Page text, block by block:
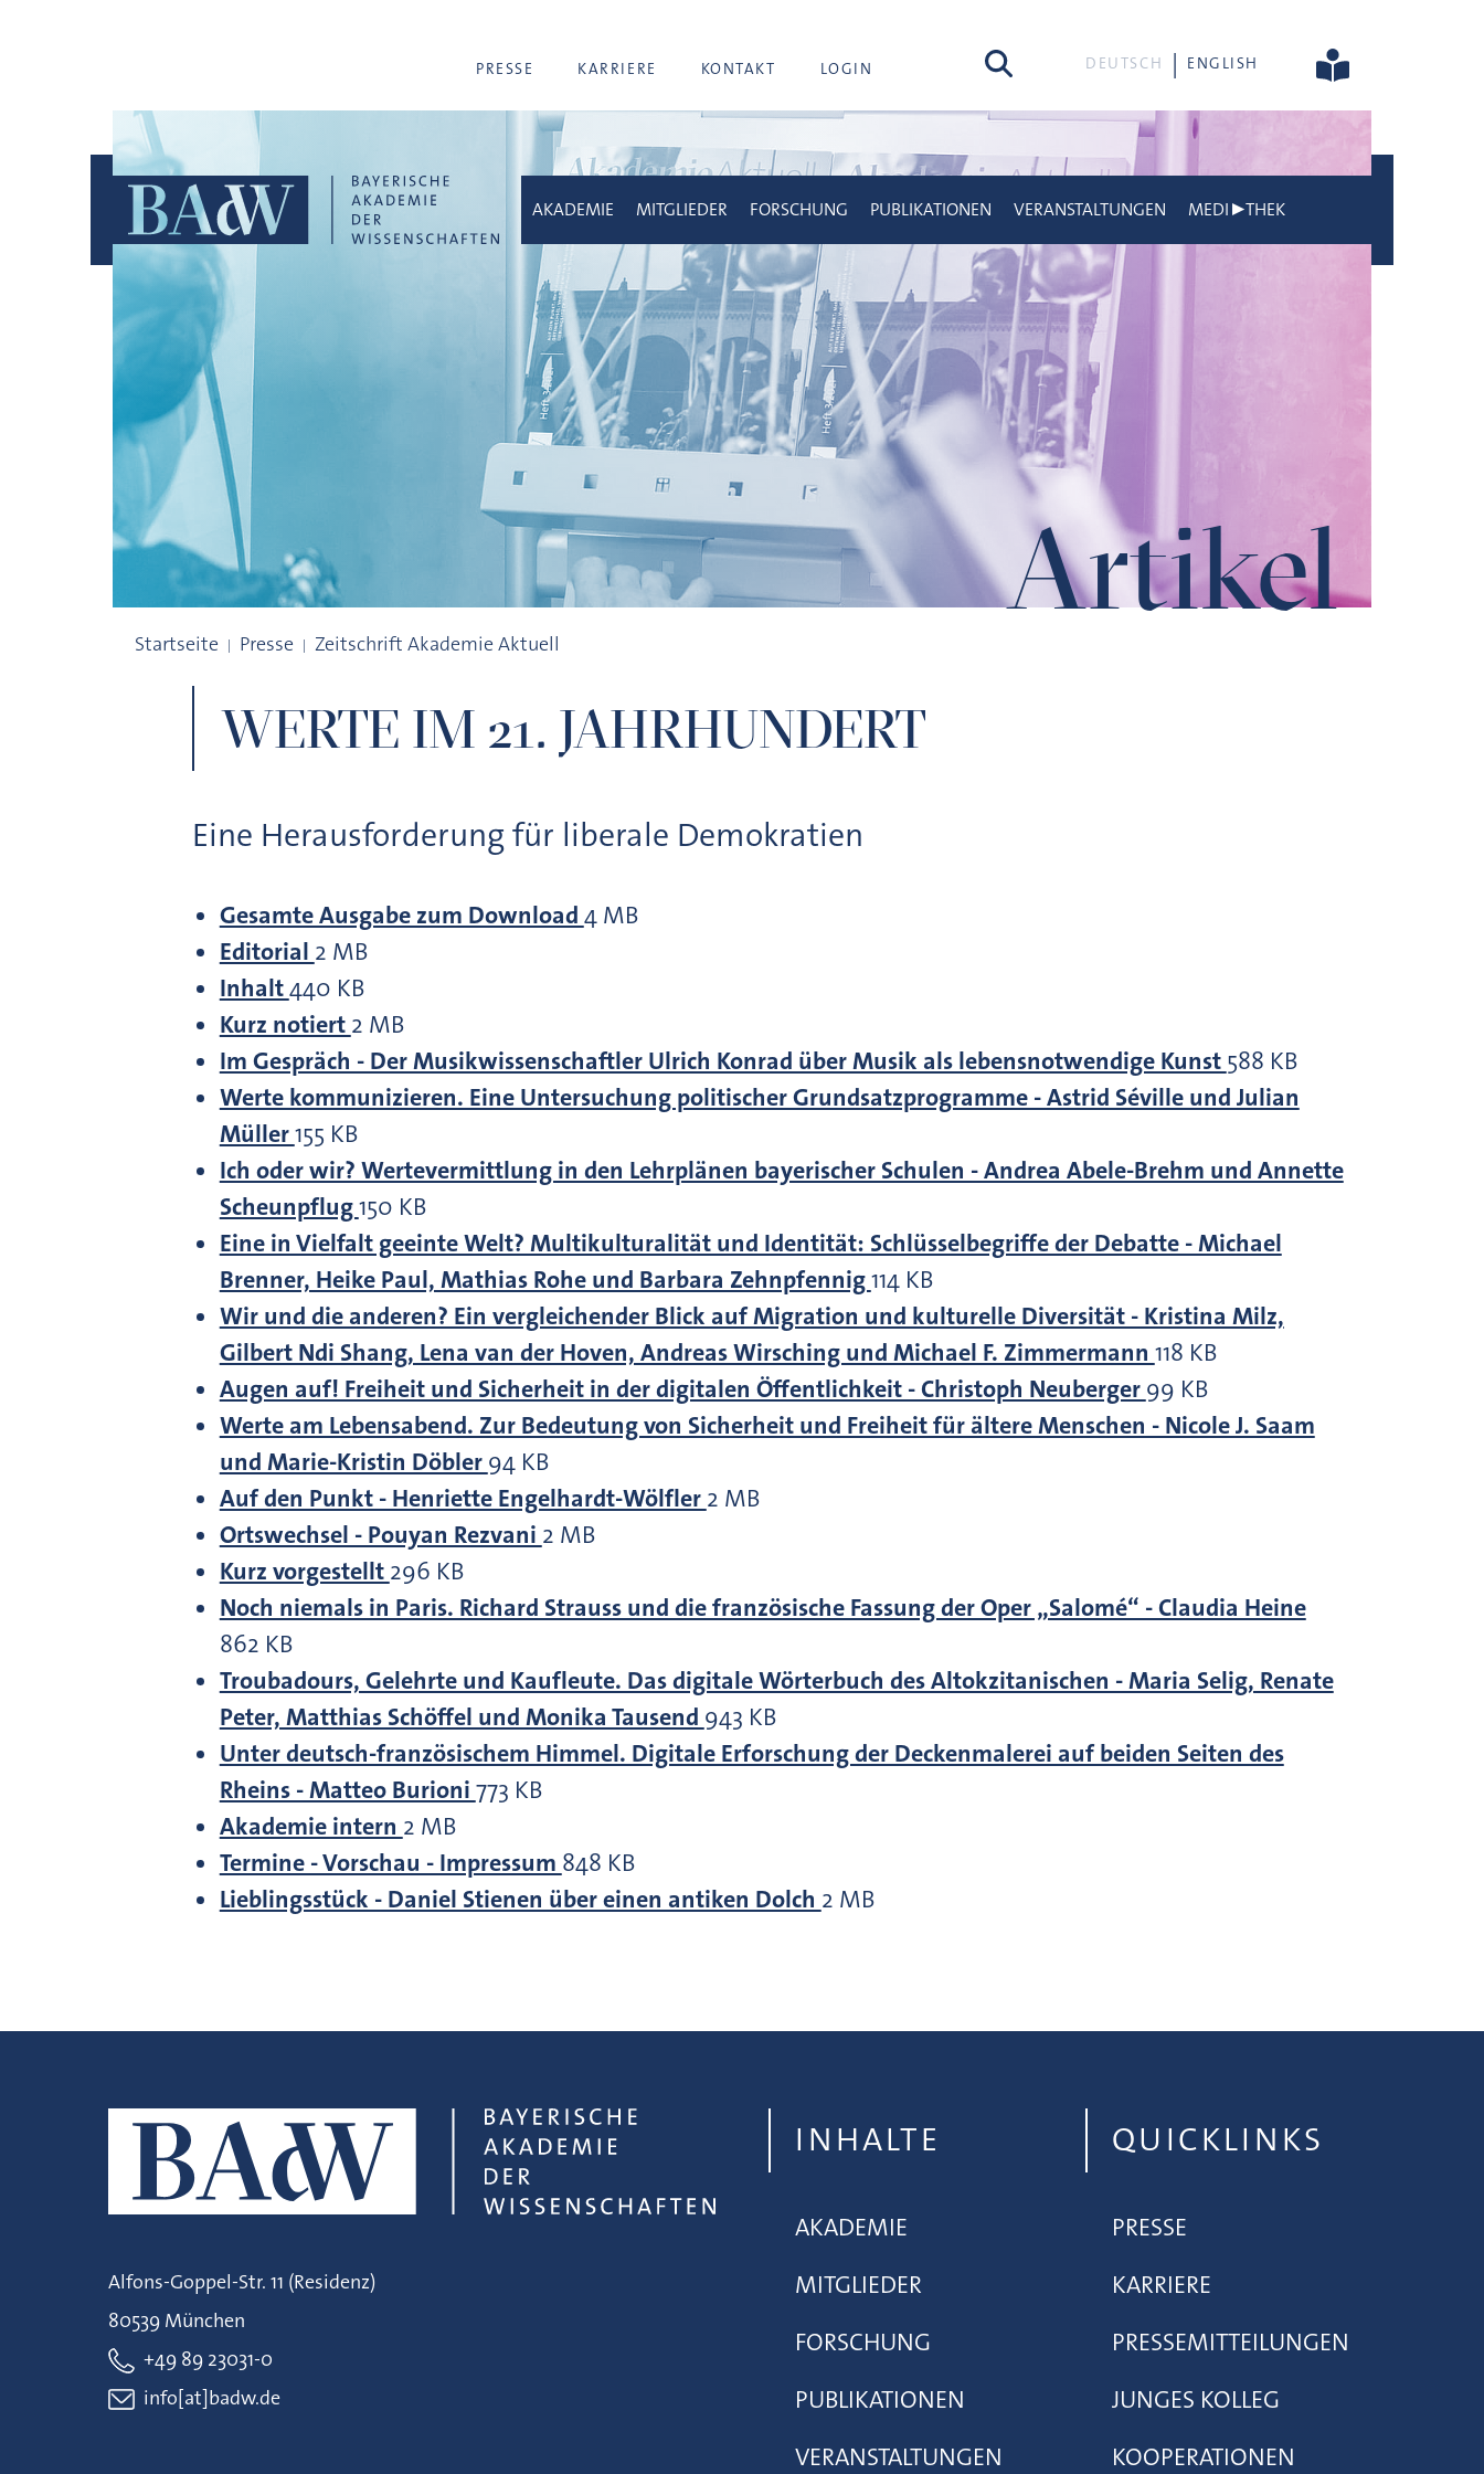
PRESSE KARRIERE KONTAKT LOGIN Suche DEUTSCH ENGLISH
Artikel
AKADEMIE MITGLIEDER FORSCHUNG PUBLIKATIONEN VERANSTALTUNGEN MEDI▶THEK
Startseite Presse Zeitschrift Akademie Aktuell
WERTE IM 21. JAHRHUNDERT
Eine Herausforderung für liberale Demokratien
Gesamte Ausgabe zum Download 4 MB
Editorial 2 MB
Inhalt440 KB
Kurz notiert 2 MB
Im Gespräch - Der Musikwissenschaftler Ulrich Konrad über Musik als lebensnotwendige Kunst 588 KB
Werte kommunizieren. Eine Untersuchung politischer Grundsatzprogramme - Astrid Séville und Julian
Müller155 KB
Ich oder wir? Wertevermittlung in den Lehrplänen bayerischer Schulen - Andrea Abele-Brehm und Annette
Scheunpflug150 KB
Eine in Vielfalt geeinte Welt? Multikulturalität und Identität: Schlüsselbegriffe der Debatte - Michael
Brenner, Heike Paul, Mathias Rohe und Barbara Zehnpfennig114 KB
Wir und die anderen? Ein vergleichender Blick auf Migration und kulturelle Diversität - Kristina Milz,
Gilbert Ndi Shang, Lena van der Hoven, Andreas Wirsching und Michael F. Zimmermann 118 KB
Augen auf! Freiheit und Sicherheit in der digitalen Öffentlichkeit - Christoph Neuberger 99 KB
Werte am Lebensabend. Zur Bedeutung von Sicherheit und Freiheit für ältere Menschen - Nicole J. Saam
und Marie-Kristin Döbler 94 KB
Auf den Punkt - Henriette Engelhardt-Wölfler 2 MB
Ortswechsel - Pouyan Rezvani 2 MB
Kurz vorgestellt 296 KB
Noch niemals in Paris. Richard Strauss und die französische Fassung der Oper „Salomé“ - Claudia Heine
862 KB
Troubadours, Gelehrte und Kaufleute. Das digitale Wörterbuch des Altokzitanischen - Maria Selig, Renate
Peter, Matthias Schöffel und Monika Tausend 943 KB
Unter deutsch-französischem Himmel. Digitale Erforschung der Deckenmalerei auf beiden Seiten des
Rheins - Matteo Burioni 773 KB
Akademie intern 2 MB
Termine - Vorschau - Impressum 848 KB
Lieblingsstück - Daniel Stienen über einen antiken Dolch 2 MB
Alfons-Goppel-Str. 11 (Residenz)
80539 München
+49 89 23031-0
info[at]badw.de
INHALTE
AKADEMIE
MITGLIEDER
FORSCHUNG
PUBLIKATIONEN
VERANSTALTUNGEN
QUICKLINKS
PRESSE
KARRIERE
PRESSEMITTEILUNGEN
JUNGES KOLLEG
KOOPERATIONEN